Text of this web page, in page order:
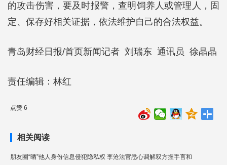
的攻击伤害，要及时报警，查明饲养人或管理人，固
定、保存好相关证据，依法维护自己的合法权益。
青岛财经日报/首页新闻记者 刘瑞东 通讯员 徐晶晶
责任编辑：林红
点赞 6
相关阅读
朋友圈“晒”他人身份信息侵犯隐私权 李沧法官悉心调解双方握手言和